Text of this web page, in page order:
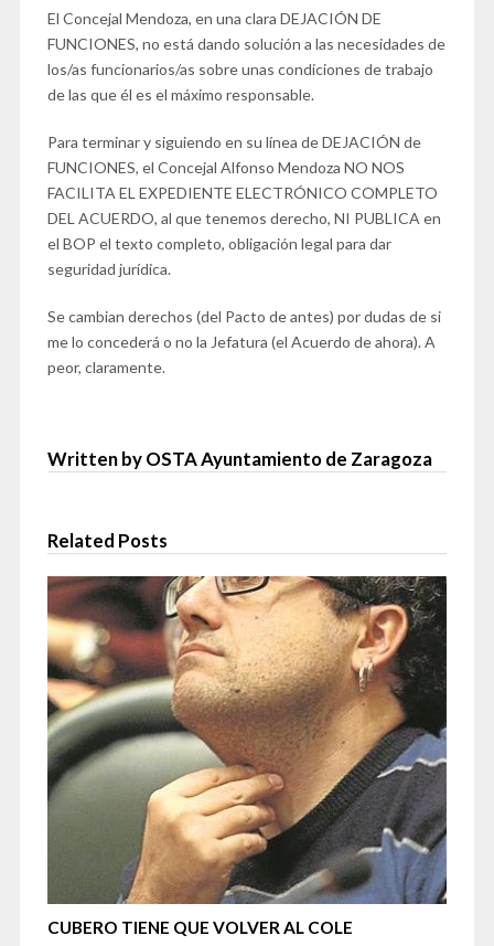
El Concejal Mendoza, en una clara DEJACIÓN DE
FUNCIONES, no está dando solución a las necesidades de
los/as funcionarios/as sobre unas condiciones de trabajo
de las que él es el máximo responsable.
Para terminar y siguiendo en su línea de DEJACIÓN de
FUNCIONES, el Concejal Alfonso Mendoza NO NOS
FACILITA EL EXPEDIENTE ELECTRÓNICO COMPLETO
DEL ACUERDO, al que tenemos derecho, NI PUBLICA en
el BOP el texto completo, obligación legal para dar
seguridad jurídica.
Se cambian derechos (del Pacto de antes) por dudas de si
me lo concederá o no la Jefatura (el Acuerdo de ahora). A
peor, claramente.
Written by OSTA Ayuntamiento de Zaragoza
Related Posts
CUBERO TIENE QUE VOLVER AL COLE